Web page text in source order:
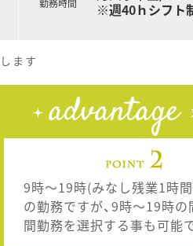
勤務時間
※週40ｈシフト
ます
advantage
9時～19時(みなし残業1時
の勤務ですが、9時～19時
間勤務を選択する事も可能